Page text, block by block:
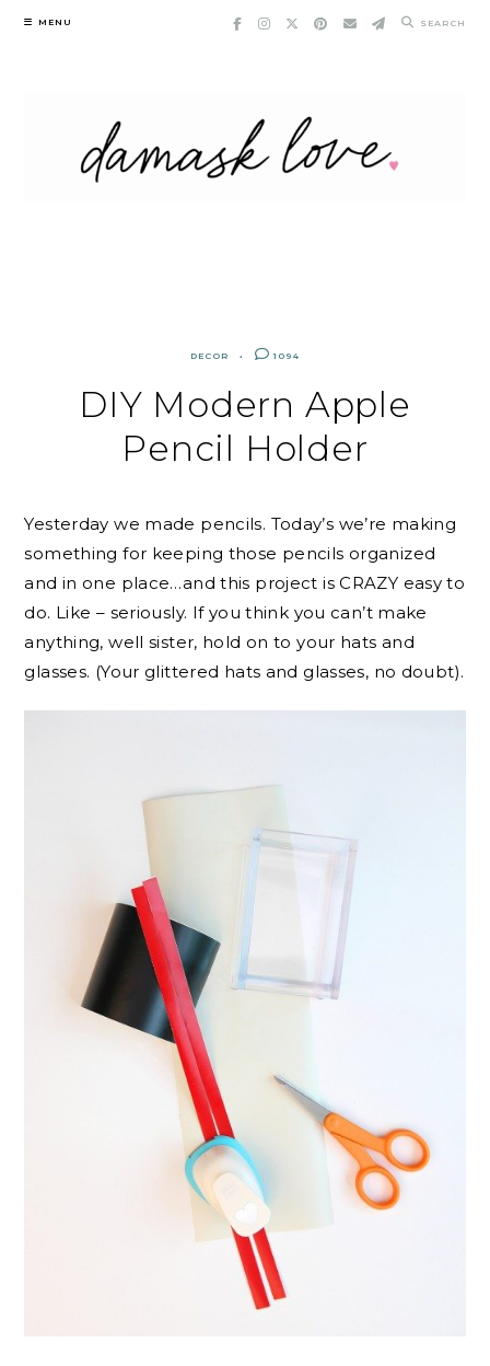
Skip
MENU SEARCH
DECOR 1094
DIY Modern Apple
Pencil Holder
Yesterday we made pencils. Today’s we’re making
something for keeping those pencils organized
and in one place…and this project is CRAZY easy to
do. Like – seriously. If you think you can’t make
anything, well sister, hold on to your hats and
glasses. (Your glittered hats and glasses, no doubt).